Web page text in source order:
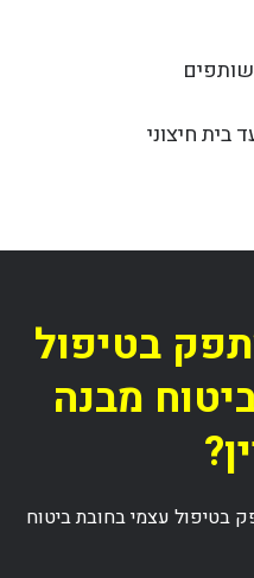
בית חיצוני
בטיפול
מבנה
בטיפול עצמי בחובת ביטוח